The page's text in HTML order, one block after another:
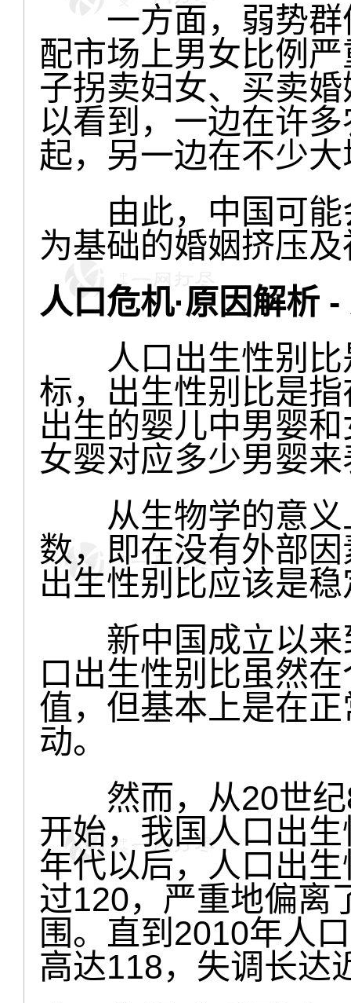
一方面，弱势群
配市场上男女比例
子拐卖妇女、买卖
以看到，一边在许
起，另一边在不少大
由此，中国可能
为基础的婚姻挤压
人口危机·原因解析
人口出生性别比
标，出生性别比是
出生的婴儿中男婴
女婴对应多少男婴
从生物学的意义
数，即在没有外部
出生性别比应该是
新中国成立以来
口出生性别比虽然
值，但基本上是在
动。
然而，从20世纪
开始，我国人口出
年代以后，人口出
过120，严重地偏离
围。直到2010年人
高达118，失调长达